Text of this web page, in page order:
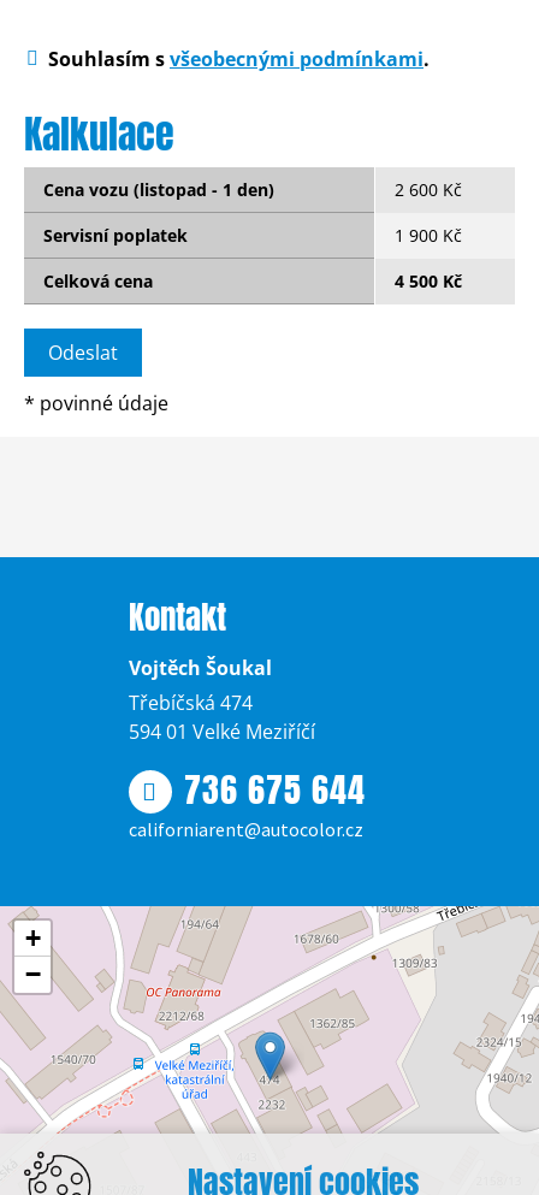
Souhlasím svšeobecnými podmínkami.
Kalkulace
Cena vozu (listopad - 1 den)
2 600 Kč
Servisní poplatek
1 900 Kč
Celková cena
4 500 Kč
* povinné údaje
Kontakt
Vojtěch Šoukal
Třebíčská 474
594 01 Velké Meziříčí
736 675 644
californiarent@autocolor.cz
+
−
Nastavení cookies